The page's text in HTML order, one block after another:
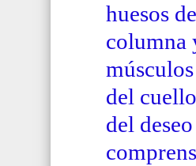
huesos
columna
músculos
del
del deseo